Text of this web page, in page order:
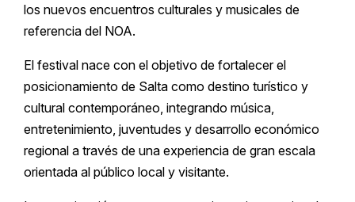
los nuevos encuentros culturales y musicales de
referencia del NOA.
El festival nace con el objetivo de fortalecer el
posicionamiento de Salta como destino turístico y
cultural contemporáneo, integrando música,
entretenimiento, juventudes y desarrollo económico
regional a través de una experiencia de gran escala
orientada al público local y visitante.